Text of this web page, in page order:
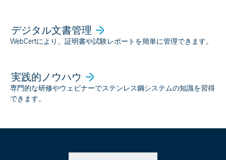
デジタル文書管理
WebCertにより、証明書や試験レポートを簡単に管理できます。
実践的ノウハウ
専門的な研修やウェビナーでステンレス鋼システムの知識を習得
できます。